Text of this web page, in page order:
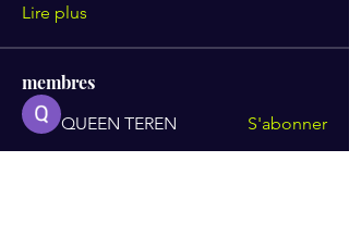
Lire plus
membres
QUEEN TEREN S'abonner